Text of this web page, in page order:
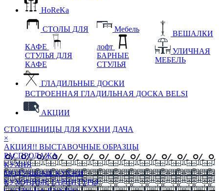
HoReKa
СТОЛЫ ДЛЯ
КАФЕ
СТУЛЬЯ ДЛЯ
КАФЕ
Мебель
лофт
БАРНЫЕ
СТУЛЬЯ
ВЕШАЛКИ
УЛИЧНАЯ
МЕБЕЛЬ
ГЛАДИЛЬНЫЕ ДОСКИ
ВСТРОЕННАЯ ГЛАДИЛЬНАЯ ДОСКА BELSI
АКЦИИ
СТОЛЕШНИЦЫ ДЛЯ КУХНИ ДАЧА
×
АКЦИЯ!! ВЫСТАВОЧНЫЕ ОБРАЗЦЫ
РАСПРОДАЖА
КУХНЯ
МОДУЛЬНЫЕ КУХНИ
КУХОННЫЕ ГАРНИТУРЫ